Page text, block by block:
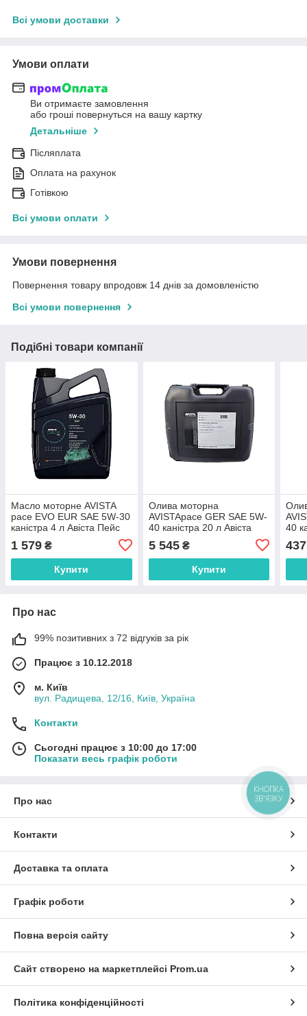
Всі умови доставки
Умови оплати
Ви отримаєте замовлення
або гроші повернуться на вашу картку
Детальніше
Післяплата
Оплата на рахунок
Готівкою
Всі умови оплати
Умови повернення
Повернення товару впродовж 14 днів за домовленістю
Всі умови повернення
Подібні товари компанії
Масло моторне AVISTA
pace EVO EUR SAE 5W-30
каністра 4 л Авіста Пейс
Ево 5в30 Авіста Пейс Ево
5в30
1 579 ₴
Купити
Олива моторна
AVISTApace GER SAE 5W-
40 каністра 20 л Авіста
Пейс Гер 5в40 Авіста Пейс
Гер 5в40
5 545₴
Купити
40
Гер
437
Про нас
99% позитивних з 72 відгуків за рік
Працює з 10.12.2018
м. Київ
вул. Радищева, 12/16, Київ, Україна
Контакти
Сьогодні працює з 10:00 до 17:00
Показати весь графік роботи
Про нас
Контакти
Доставка та оплата
Графік роботи
Повна версія сайту
Сайт створено на маркетплейсі Prom.ua
Політика конфіденційності
КНОПКА
ЗВ'ЯЗКУ